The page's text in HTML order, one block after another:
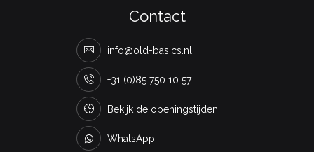
Contact
info@old-basics.nl
+31 (0)85 750 10 57
Bekijk de openingstijden
WhatsApp